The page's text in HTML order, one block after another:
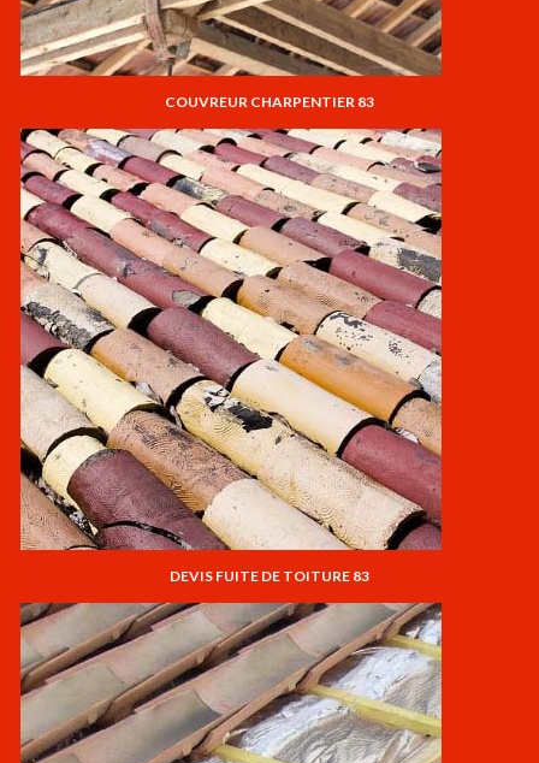
COUVREUR CHARPENTIER 83
DEVIS FUITE DE TOITURE 83